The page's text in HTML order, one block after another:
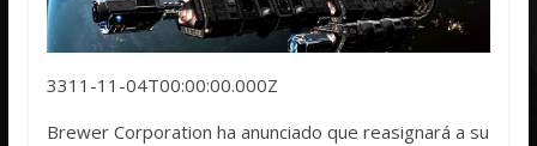
3311-11-04T00:00:00.000Z
Brewer Corporation ha anunciado que reasignará a su